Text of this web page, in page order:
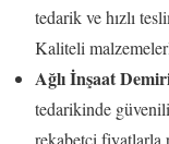
tedarik ve hızlı
Kaliteli
Ağlı İnşaat
tedarikinde